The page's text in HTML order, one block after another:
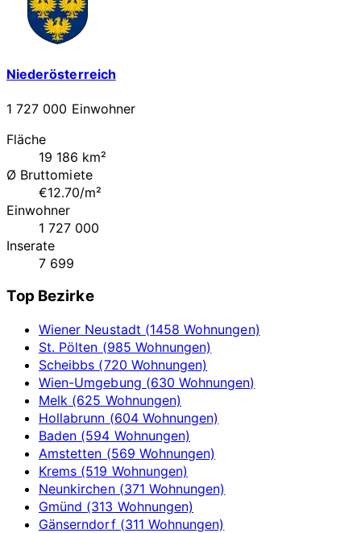
Niederösterreich
1 727 000 Einwohner
Fläche
19 186 km²
Ø Bruttomiete
€12.70/m²
Einwohner
1 727 000
Inserate
7 699
Top Bezirke
Wiener Neustadt (1458 Wohnungen)
St. Pölten (985 Wohnungen)
Scheibbs (720 Wohnungen)
Wien-Umgebung (630 Wohnungen)
Melk (625 Wohnungen)
Hollabrunn (604 Wohnungen)
Baden (594 Wohnungen)
Amstetten (569 Wohnungen)
Krems (519 Wohnungen)
Neunkirchen (371 Wohnungen)
Gmünd (313 Wohnungen)
Gänserndorf (311 Wohnungen)